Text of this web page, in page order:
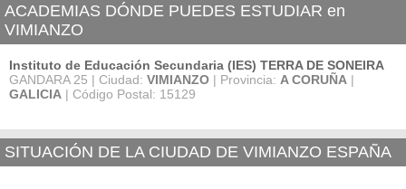
ACADEMIAS DÓNDE PUEDES ESTUDIAR en
VIMIANZO
Instituto de Educación Secundaria (IES) TERRA DE SONEIRA
GANDARA 25 | Ciudad: VIMIANZO | Provincia: A CORUÑA |
GALICIA | Código Postal: 15129
SITUACIÓN DE LA CIUDAD DE VIMIANZO ESPAÑA